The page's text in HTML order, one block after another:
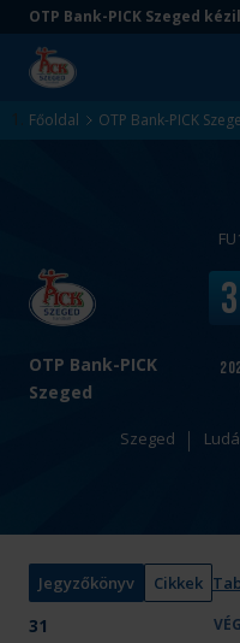
Ugrás
tartalomra
Ugrás
aljára
OTP Bank-PICK Szeged
Kezdőlap
Főoldal OTP Bank-PICK
OTP Bank-PICK
Szeged
v
s
.
Szeged
Jegyzőkönyv Cikkek
31